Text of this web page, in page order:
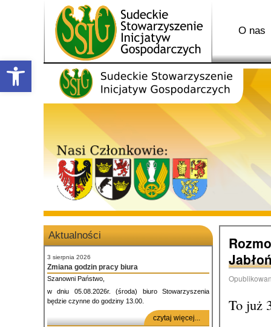
Open toolbar
O nas
Aktualności
3 sierpnia 2026
Zmiana godzin pracy biura
Szanowni Państwo,
w dniu 05.08.2026r. (środa) biuro Stowarzyszenia
będzie czynne do godziny 13.00.
czytaj więcej...
To już